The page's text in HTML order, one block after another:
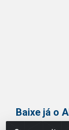
Baixe já o